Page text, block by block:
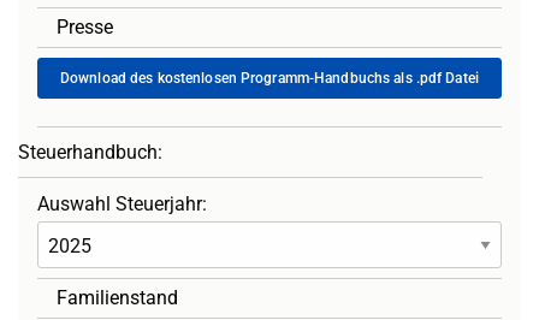
Presse
Download des kostenlosen Programm-Handbuchs als .pdf Datei
Steuerhandbuch:
Auswahl Steuerjahr:
Familienstand